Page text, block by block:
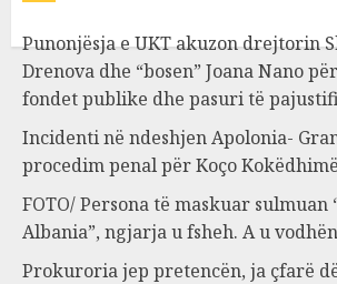
Punonjësja e UKT akuzon drejtorin
Drenova dhe “bosen” Joana Nano
fondet publike dhe pasuri të
Incidenti në ndeshjen Apolonia-
procedim penal për Koço
FOTO/ Persona të maskuar sulmuan
Albania”, ngjarja u fsheh. A u
Prokuroria jep pretencën, ja çfarë